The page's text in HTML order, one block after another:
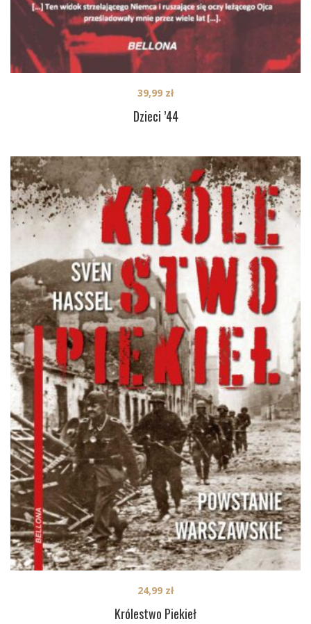
Dzieci ’44
39,99 zł
Królestwo Piekieł
24,99 zł